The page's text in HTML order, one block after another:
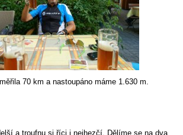
70 km a nastoupáno máme 1.630 m.
a troufnu si říci i nejhezčí. Dělíme se na dva